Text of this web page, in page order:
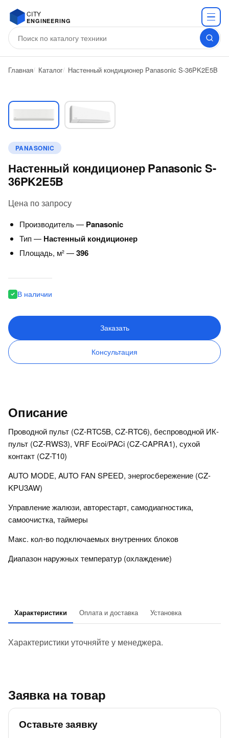
CITY
ENGINEERING
Главная Каталог Настенный кондиционер Panasonic S-36PK2E5B
PANASONIC
Настенный кондиционер Panasonic S-
36PK2E5B
Цена по запросу
Производитель — Panasonic
Тип — Настенный кондиционер
Площадь, м² —396
В наличии
Заказать
Консультация
Описание
Проводной пульт (CZ-RTC5B, CZ-RTC6), беспроводной ИК-
пульт (CZ-RWS3), VRF Ecoi/PACi (CZ-CAPRA1), сухой
контакт (CZ-T10)
AUTO MODE, AUTO FAN SPEED, энергосбережение (CZ-
KPU3AW)
Управление жалюзи, авторестарт, самодиагностика,
самоочистка, таймеры
Макс. кол-во подключаемых внутренних блоков
Диапазон наружных температур (охлаждение)
Характеристики Оплата и доставка Установка
Характеристики уточняйте у менеджера.
Заявка на товар
Оставьте заявку